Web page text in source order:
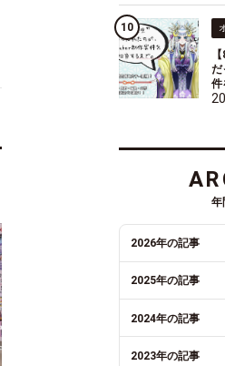
だ
件
年
2026年の記事
2025年の記事
2024年の記事
2023年の記事